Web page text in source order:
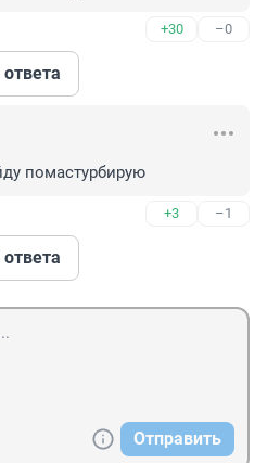
+30 –0
помастурбирую
+3 –1
Отправить